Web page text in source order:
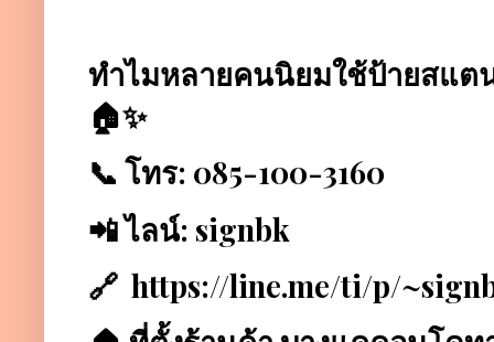
ทำไมหลายคนนิยมใช้ป้ายสแต
🏠✨
📞 โทร: 085-100-3160
📲 ไลน์: signbk
🔗 https://line.me/ti/p/